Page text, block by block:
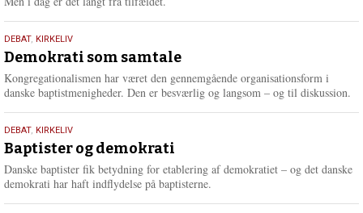
18.
maj
2026
DEBAT, KIRKELIV
Demokrati som samtale
Kongregationalismen har været den gennemgående organisationsform i
danske baptistmenigheder. Den er besværlig og langsom – og til diskussion.
18.
maj
2026
DEBAT, KIRKELIV
Baptister og demokrati
Danske baptister fik betydning for etablering af demokratiet – og det danske
demokrati har haft indflydelse på baptisterne.